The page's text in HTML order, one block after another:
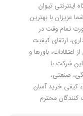
اینترنتی تیوان
عزیزان با بهترین
تمام وقت در
ارتقای کیفیت
باورها و
شرکت با
صنعتی،
کیفی خرید آسان
محترم